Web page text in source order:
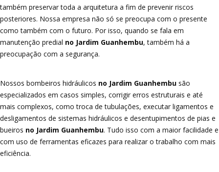
também preservar toda a arquitetura a fim de prevenir riscos
posteriores. Nossa empresa não só se preocupa com o presente
como também com o futuro. Por isso, quando se fala em
manutenção predial no Jardim Guanhembu, também há a
preocupação com a segurança.
Nossos bombeiros hidráulicos no Jardim Guanhembu são
especializados em casos simples, corrigir erros estruturais e até
mais complexos, como troca de tubulações, executar ligamentos e
desligamentos de sistemas hidráulicos e desentupimentos de pias e
bueiros no Jardim Guanhembu. Tudo isso com a maior facilidade e
com uso de ferramentas eficazes para realizar o trabalho com mais
eficiência.